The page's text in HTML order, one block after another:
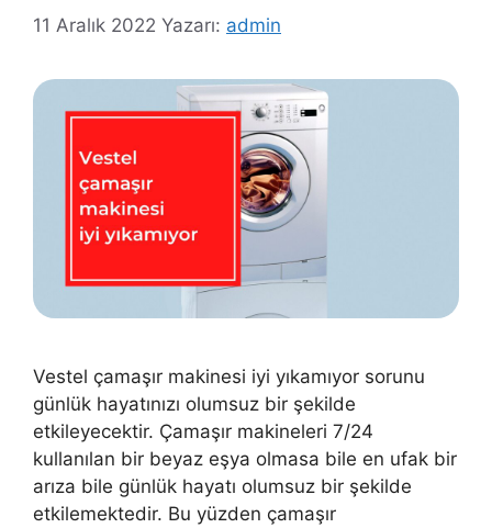
11 Aralık 2022 Yazarı: admin
Vestel çamaşır makinesi iyi yıkamıyor sorunu
günlük hayatınızı olumsuz bir şekilde
etkileyecektir. Çamaşır makineleri 7/24
kullanılan bir beyaz eşya olmasa bile en ufak bir
arıza bile günlük hayatı olumsuz bir şekilde
etkilemektedir. Bu yüzden çamaşır